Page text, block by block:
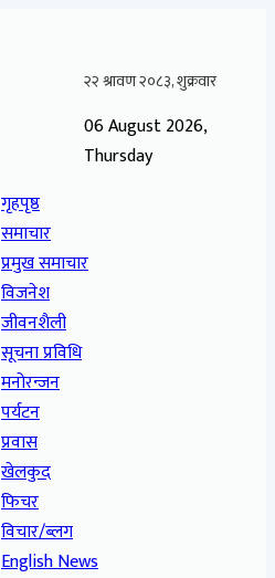
06 August 2026,
Thursday
गृहपृष्ठ
समाचार
प्रमुख समाचार
विजनेश
जीवनशैली
सूचना प्रविधि
मनोरन्जन
पर्यटन
प्रवास
खेलकुद
फिचर
विचार/ब्लग
English News